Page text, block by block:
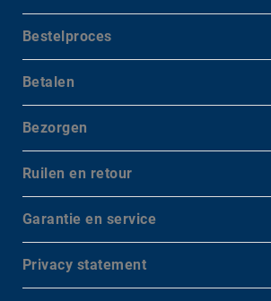
Bestelproces
Betalen
Bezorgen
Ruilen en retour
Garantie en service
Privacy statement